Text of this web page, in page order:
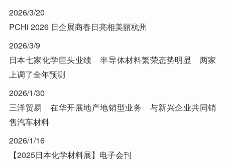
2026/3/20
PCHi 2026 日企展商春日亮相美丽杭州
2026/3/9
日本七家化学巨头业绩 半导体材料繁荣态势明显 两家
上调了全年预测
2026/1/30
三洋贸易 在华开展地产地销型业务 与新兴企业共同销
售汽车材料
2026/1/16
【2025日本化学材料展】电子会刊